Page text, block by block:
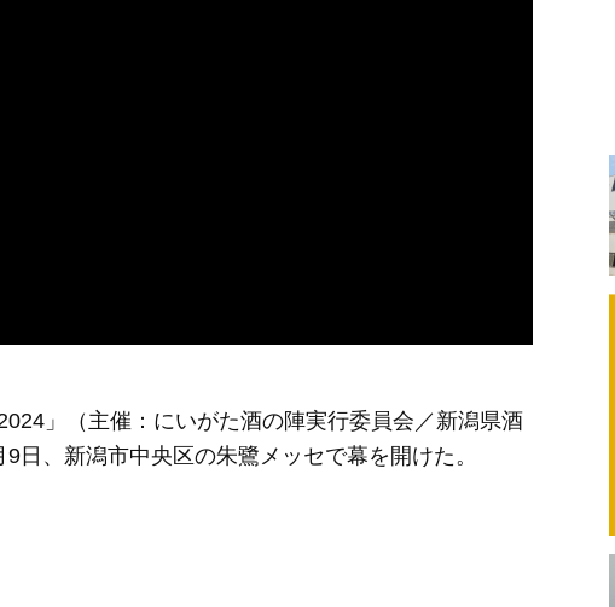
」（主催：にいがた酒の陣実行委員会／新潟県酒
、新潟市中央区の朱鷺メッセで幕を開けた。